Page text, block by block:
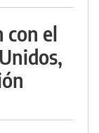
con el